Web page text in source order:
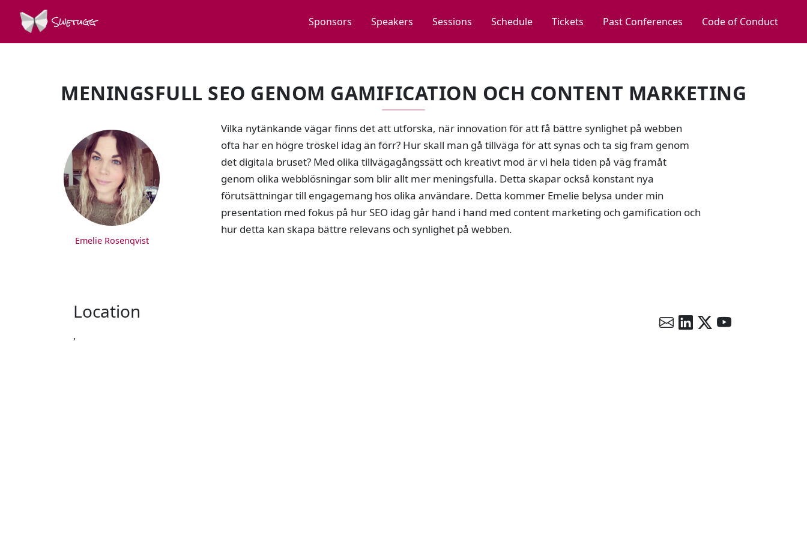
Swetugg Sponsors Speakers Sessions Schedule Tickets Past Conferences Code of Conduct
MENINGSFULL SEO GENOM GAMIFICATION OCH CONTENT MARKETING
SPEAKERS
Emelie Rosenqvist
Vilka nytänkande vägar finns det att utforska, när innovation för att få bättre synlighet på webben
ofta har en högre tröskel idag än förr? Hur skall man gå tillväga för att synas och ta sig fram genom
det digitala bruset? Med olika tillvägagångssätt och kreativt mod är vi hela tiden på väg framåt
genom olika webblösningar som blir allt mer meningsfulla. Detta skapar också konstant nya
förutsättningar till engagemang hos olika användare. Detta kommer Emelie belysa under min
presentation med fokus på hur SEO idag går hand i hand med content marketing och gamification och
hur detta kan skapa bättre relevans och synlighet på webben.
Location
,